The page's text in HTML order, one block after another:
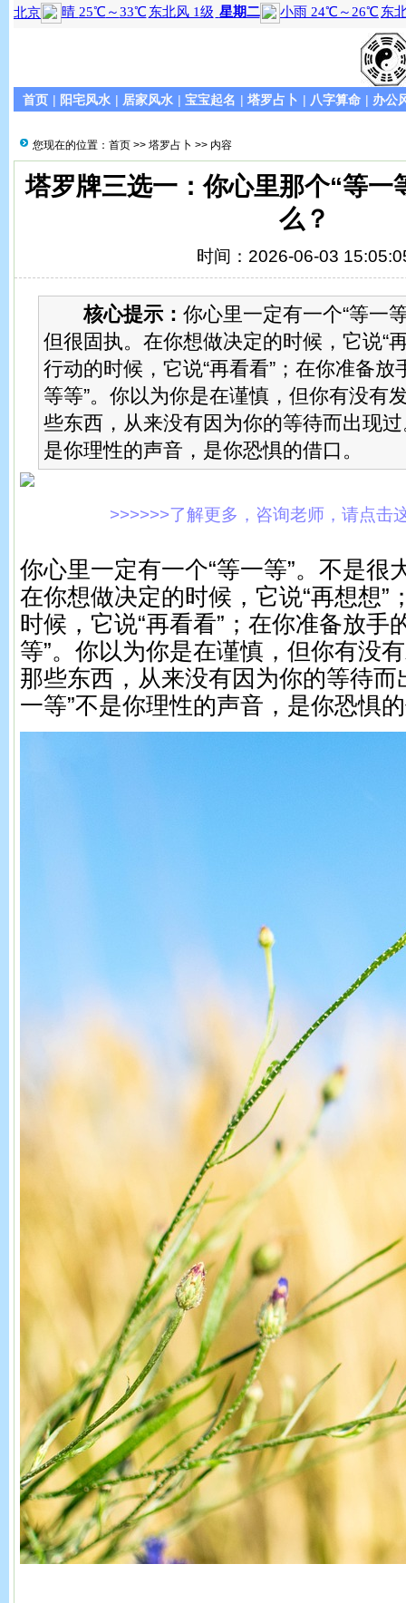
首页 | 阳宅风水 | 居家风水 | 宝宝起名 | 塔罗占卜 | 八字算命 | 办公
您现在的位置： 首页 >> 塔罗占卜 >> 内容
塔罗牌三选一：你心里那个“等一
么？
时间：2026-06-03
核心提示： 你心里一定有一个“等一
但很固执。在你想做决定的时候，它说“
行动的时候，它说“再看看”；在你准备放
等等”。你以为你是在谨慎，但你有没
些东西，从来没有因为你的等待而出现过
是你理性的声音，是你恐惧的借口。
>>>>>>了解更多，咨询老师，请点击
你心里一定有一个“等一等”。不是很
在你想做决定的时候，它说“再想想”
时候，它说“再看看”；在你准备放手
等”。你以为你是在谨慎，但你有
那些东西，从来没有因为你的等待而
一等”不是你理性的声音，是你恐惧